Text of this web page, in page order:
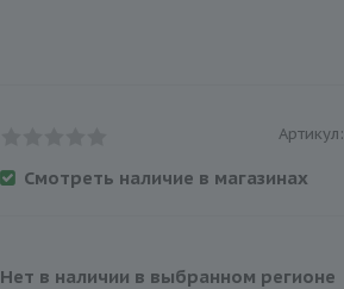
Артикул:
Смотреть наличие в магазинах
Нет в наличии в выбранном регионе